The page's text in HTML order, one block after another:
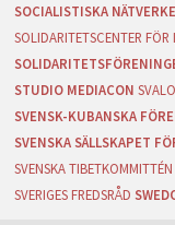
SOCIALISTISKA
SOLIDARITETSCENTER FÖR
STUDIO MEDIACON
SVENSK-KUBANSKA
SVENSKA SÄLLSKAPET
SVENSKA TIBETKOMMITTÉN
SVERIGES FREDSRÅD